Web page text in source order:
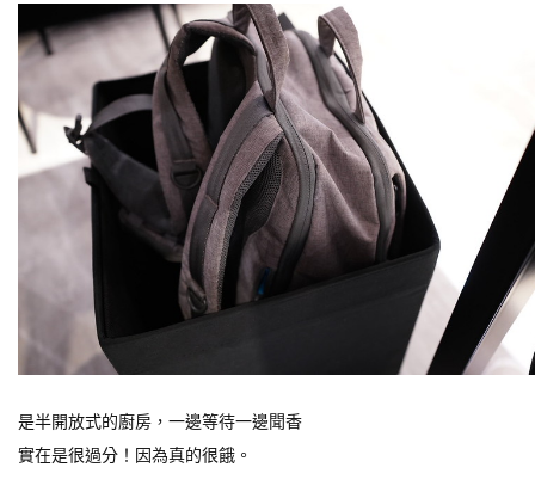
是半開放式的廚房，一邊等待一邊聞香
實在是很過分！因為真的很餓。